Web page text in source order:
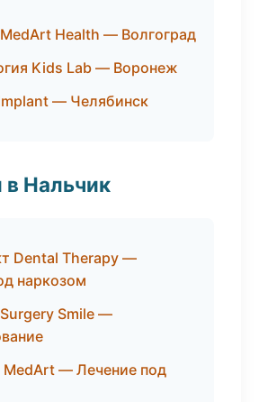
Health — Волгоград
Kids Lab — Воронеж
— Челябинск
Нальчик
Dental Therapy —
наркозом
Smile —
— Лечение под